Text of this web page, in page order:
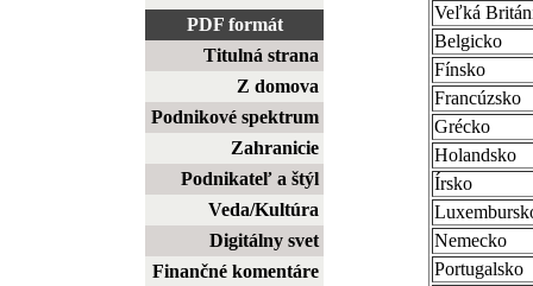
PDF formát
Titulná strana
Z domova
Podnikové spektrum
Zahranicie
Podnikateľ a štýl
Veda/Kultúra
Digitálny svet
Finančné komentáre
Veľká
Belgicko
Fínsko
Francúzsko
Grécko
Holandsko
Írsko
Nemecko
Portugalsko